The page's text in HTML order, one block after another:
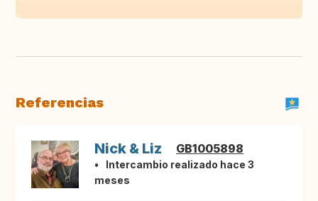
Referencias
Nick & Liz GB1005898
Intercambio realizado hace 3
meses